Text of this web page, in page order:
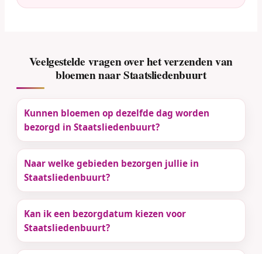
Veelgestelde vragen over het verzenden van
bloemen naar Staatsliedenbuurt
Kunnen bloemen op dezelfde dag worden
bezorgd in Staatsliedenbuurt?
Naar welke gebieden bezorgen jullie in
Staatsliedenbuurt?
Kan ik een bezorgdatum kiezen voor
Staatsliedenbuurt?